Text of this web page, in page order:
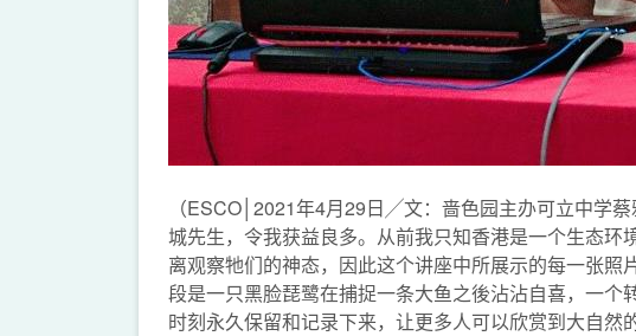
（ESCO│2021年4月29日╱文：啬色园主办可立中学
城先生，令我获益良多。从前我只知香港是一个生态
离观察牠们的神态，因此这个讲座中所展示的每一张
段是一只黑脸琵鹭在捕捉一条大鱼之後沾沾自喜，一
时刻永久保留和记录下来，让更多人可以欣赏到大自然